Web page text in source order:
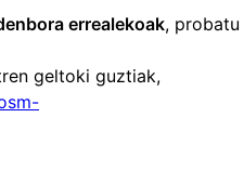
errealekoak, probatu
geltoki guztiak,